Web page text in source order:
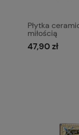
Płytka
miłością
47,90 zł